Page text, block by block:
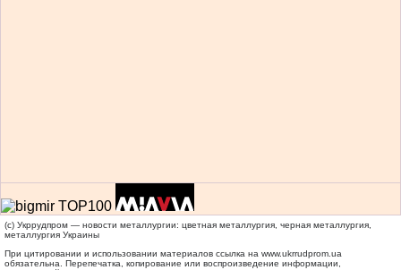
(c) Укррудпром — новости металлургии: цветная металлургия, черная металлургия,
металлургия Украины
При цитировании и использовании материалов ссылка на www.ukrrudprom.ua
обязательна. Перепечатка, копирование или воспроизведение информации,